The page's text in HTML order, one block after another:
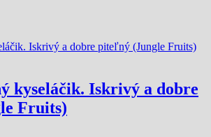
kyseláčik. Iskrivý a dobre
Fruits)